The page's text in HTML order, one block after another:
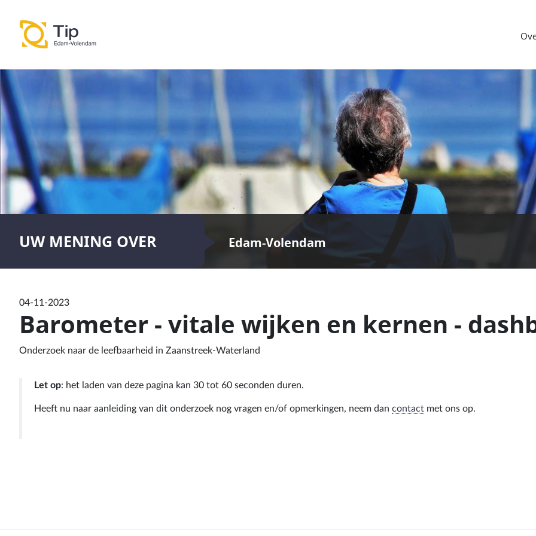
UW MENING OVER Edam-Volendam
04-11-2023
Barometer - vitale wijken en kernen -
Onderzoek naar de leefbaarheid in Zaanstreek-Waterland
Let op: het laden van deze pagina kan 30 tot 60 seconden duren.
Heeft nu naar aanleiding van dit onderzoek nog vragen en/of opmerkingen, neem dan contact met ons op.